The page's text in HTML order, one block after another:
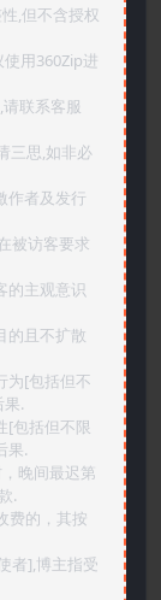
,但不含授权
用360Zip进
联系客服
三思,如非必
作者及发行
被访客要求
的主观意识
的且不扩散
为[包括但不
.
[包括但不限
果.
晚间最迟第
.
费的，其按
者],博主指受